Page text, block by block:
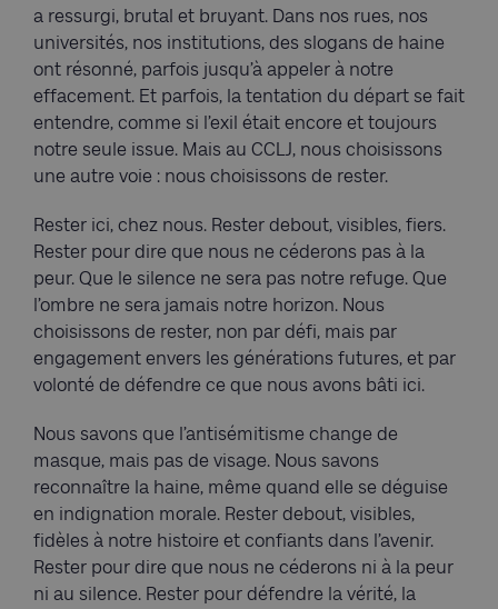
a ressurgi, brutal et bruyant. Dans nos rues, nos
universités, nos institutions, des slogans de haine
ont résonné, parfois jusqu’à appeler à notre
effacement. Et parfois, la tentation du départ se fait
entendre, comme si l’exil était encore et toujours
notre seule issue. Mais au CCLJ, nous choisissons
une autre voie : nous choisissons de rester.
Rester ici, chez nous. Rester debout, visibles, fiers.
Rester pour dire que nous ne céderons pas à la
peur. Que le silence ne sera pas notre refuge. Que
l’ombre ne sera jamais notre horizon. Nous
choisissons de rester, non par défi, mais par
engagement envers les générations futures, et par
volonté de défendre ce que nous avons bâti ici.
Nous savons que l’antisémitisme change de
masque, mais pas de visage. Nous savons
reconnaître la haine, même quand elle se déguise
en indignation morale. Rester debout, visibles,
fidèles à notre histoire et confiants dans l’avenir.
Rester pour dire que nous ne céderons ni à la peur
ni au silence. Rester pour défendre la vérité, la